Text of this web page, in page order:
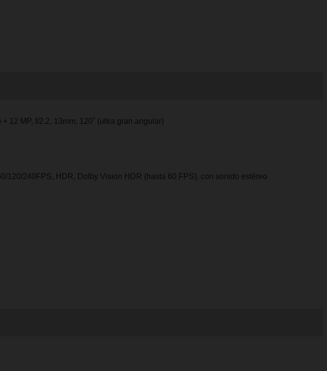
12 MP, f/2.2, 13mm, 120˚ (ultra gran angular)
120/240FPS, HDR, Dolby Vision HDR (hasta 60 FPS), con sonido estéreo